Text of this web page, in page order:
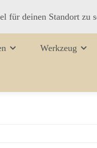
für deinen Standort zu
Werkzeug